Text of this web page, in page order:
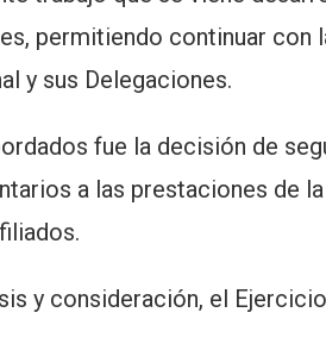
permitiendo continuar
y sus Delegaciones.
fue la decisión de
a las prestaciones de
y consideración, el